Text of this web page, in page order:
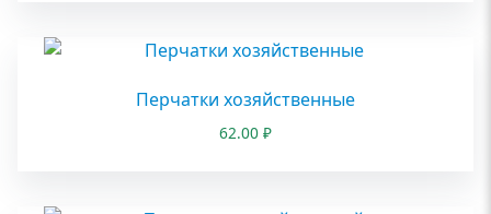
Перчатки хозяйственные
62.00 ₽